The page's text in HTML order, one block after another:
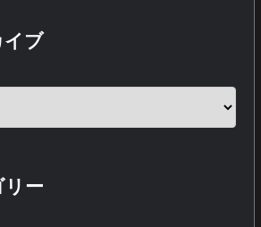
イブ
リー